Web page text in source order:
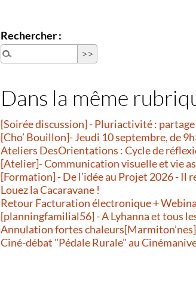
Rechercher :
Dans la même
[Soirée discussion] - Pluriactivité : partage
[Cho’ Bouillon]- Jeudi 10 septembre, de
Ateliers DesOrientations : Cycle de
[Atelier]- Communication visuelle et vie
[Formation] - De l’idée au Projet 2026 - Il
Louez la Cacaravane !
Retour Facturation électronique +
[planningfamilial56] - A Lyhanna et tous
Annulation fortes
Ciné-débat "Pédale Rurale" au